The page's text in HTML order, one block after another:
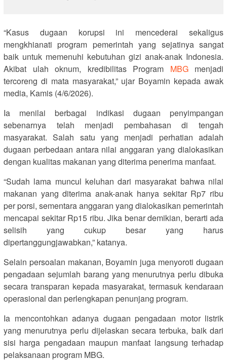
“Kasus dugaan korupsi ini mencederai sekaligus
mengkhianati program pemerintah yang sejatinya sangat
baik untuk memenuhi kebutuhan gizi anak-anak Indonesia.
Akibat ulah oknum, kredibilitas Program MBGmenjadi
tercoreng di mata masyarakat,” ujar Boyamin kepada awak
media, Kamis (4/6/2026).
Ia menilai berbagai indikasi dugaan penyimpangan
sebenarnya telah menjadi pembahasan di tengah
masyarakat. Salah satu yang menjadi perhatian adalah
dugaan perbedaan antara nilai anggaran yang dialokasikan
dengan kualitas makanan yang diterima penerima manfaat.
“Sudah lama muncul keluhan dari masyarakat bahwa nilai
makanan yang diterima anak-anak hanya sekitar Rp7 ribu
per porsi, sementara anggaran yang dialokasikan pemerintah
mencapai sekitar Rp15 ribu. Jika benar demikian, berarti ada
selisih yang cukup besar yang harus
dipertanggungjawabkan,” katanya.
Selain persoalan makanan, Boyamin juga menyoroti dugaan
pengadaan sejumlah barang yang menurutnya perlu dibuka
secara transparan kepada masyarakat, termasuk kendaraan
operasional dan perlengkapan penunjang program.
Ia mencontohkan adanya dugaan pengadaan motor listrik
yang menurutnya perlu dijelaskan secara terbuka, baik dari
sisi harga pengadaan maupun manfaat langsung terhadap
pelaksanaan program MBG.